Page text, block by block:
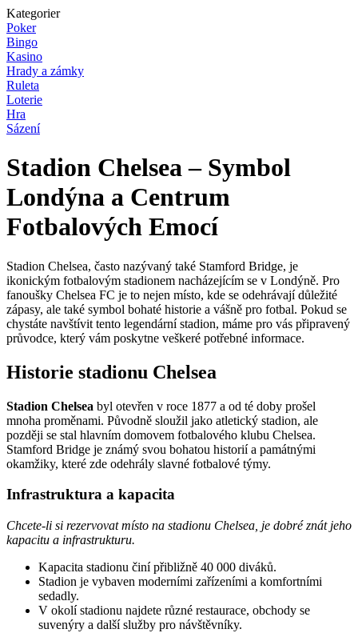
Kategorier
Poker
Bingo
Kasino
Hrady a zámky
Ruleta
Loterie
Hra
Sázení
Stadion Chelsea – Symbol
Londýna a Centrum
Fotbalových Emocí
Stadion Chelsea, často nazývaný také Stamford Bridge, je
ikonickým fotbalovým stadionem nacházejícím se v Londýně. Pro
fanoušky Chelsea FC je to nejen místo, kde se odehrávají důležité
zápasy, ale také symbol bohaté historie a vášně pro fotbal. Pokud se
chystáte navštívit tento legendární stadion, máme pro vás připravený
průvodce, který vám poskytne veškeré potřebné informace.
Historie stadionu Chelsea
Stadion Chelsea byl otevřen v roce 1877 a od té doby prošel
mnoha proměnami. Původně sloužil jako atletický stadion, ale
později se stal hlavním domovem fotbalového klubu Chelsea.
Stamford Bridge je známý svou bohatou historií a památnými
okamžiky, které zde odehrály slavné fotbalové týmy.
Infrastruktura a kapacita
Chcete-li si rezervovat místo na stadionu Chelsea, je dobré znát jeho
kapacitu a infrastrukturu.
Kapacita stadionu činí přibližně 40 000 diváků.
Stadion je vybaven moderními zařízeními a komfortními
sedadly.
V okolí stadionu najdete různé restaurace, obchody se
suvenýry a další služby pro návštěvníky.